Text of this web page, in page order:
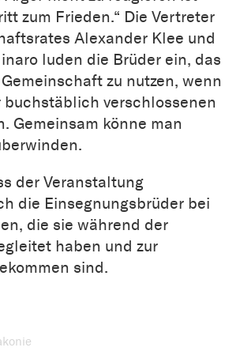
zum Frieden.“ Die Vertreter
Alexander Klee und
luden die Brüder ein, das
zu nutzen, wenn
buchstäblich verschlossenen
Gemeinsam könne man
der Veranstaltung
die Einsegnungsbrüder bei
die sie während der
haben und zur
sind.